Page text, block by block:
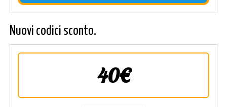
Nuovi codici sconto.
40€